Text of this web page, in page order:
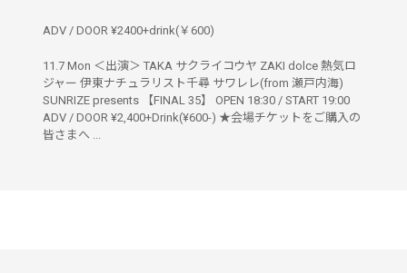
ADV / DOOR ¥2400+drink(￥600)
11.7 Mon ＜出演＞ TAKA サクライコウヤ ZAKI dolce 熱気ロ
ジャー 伊東ナチュラリスト千尋 サワレレ(from 瀬戸内海)
SUNRIZE presents 【FINAL 35】 OPEN 18:30 / START 19:00
ADV / DOOR ¥2,400+Drink(¥600-) ★会場チケットをご購入の
皆さまへ ...